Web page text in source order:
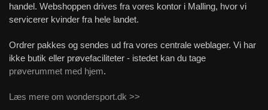
handel. Webshoppen drives fra vores kontor i Malling, hvor vi
servicerer kvinder fra hele landet.
Ordrer pakkes og sendes ud fra vores centrale weblager. Vi har
ikke butik eller prøvefaciliteter - istedet kan du tage
prøverummet med hjem.
Læs mere om wondersport.dk >>